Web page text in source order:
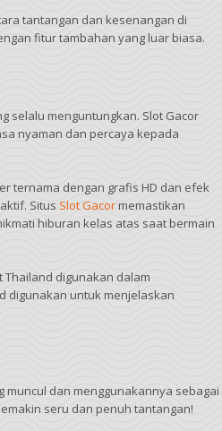
tantangan dan kesenangan di
fitur tambahan yang luar biasa.
selalu menguntungkan. Slot Gacor
nyaman dan percaya kepada
ternama dengan grafis HD dan efek
Situs Slot Gacormemastikan
hiburan kelas atas saat bermain
digunakan dalam
digunakan untuk menjelaskan
muncul dan menggunakannya sebagai
seru dan penuh tantangan!